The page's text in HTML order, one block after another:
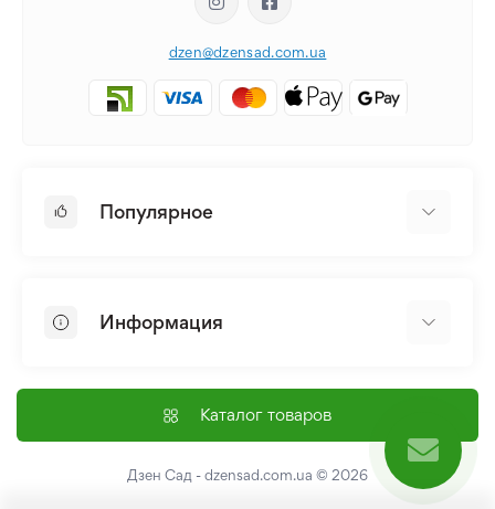
dzen@dzensad.com.ua
Популярное
Лилия
Семена
Информация
Доставка и оплата
Контакты
Каталог товаров
Дзен Сад - dzensad.com.ua © 2026